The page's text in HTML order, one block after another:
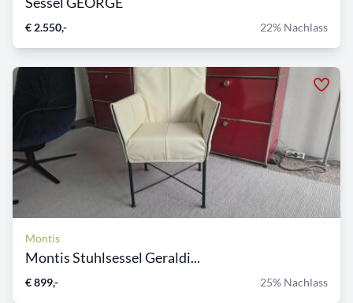
€ 2.550,- 22% Nachlass
Montis
Montis Stuhlsessel Geraldi...
€ 899,- 25% Nachlass